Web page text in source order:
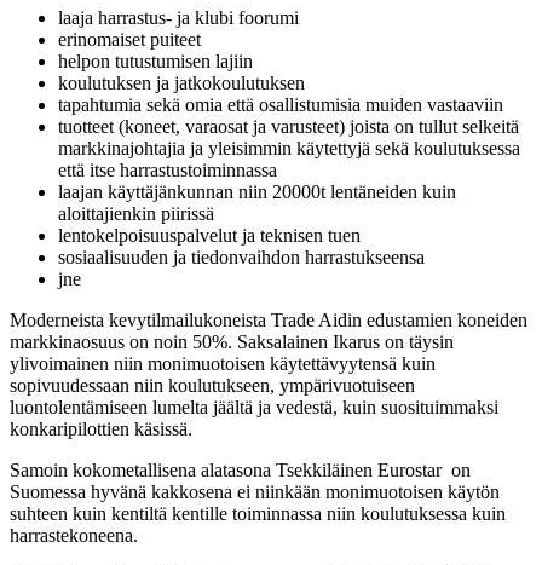
laaja harrastus- ja klubi foorumi
erinomaiset puiteet
helpon tutustumisen lajiin
koulutuksen ja jatkokoulutuksen
tapahtumia sekä omia että osallistumisia muiden vastaaviin
tuotteet (koneet, varaosat ja varusteet) joista on tullut selkeitä
markkinajohtajia ja yleisimmin käytettyjä sekä koulutuksessa
että itse harrastustoiminnassa
laajan käyttäjänkunnan niin 20000t lentäneiden kuin
aloittajienkin piirissä
lentokelpoisuuspalvelut ja teknisen tuen
sosiaalisuuden ja tiedonvaihdon harrastukseensa
jne
Moderneista kevytilmailukoneista Trade Aidin edustamien koneiden
markkinaosuus on noin 50%. Saksalainen Ikarus on täysin
ylivoimainen niin monimuotoisen käytettävyytensä kuin
sopivuudessaan niin koulutukseen, ympärivuotuiseen
luontolentämiseen lumelta jäältä ja vedestä, kuin suosituimmaksi
konkaripilottien käsissä.
Samoin kokometallisena alatasona Tsekkiläinen Eurostar on
Suomessa hyvänä kakkosena ei niinkään monimuotoisen käytön
suhteen kuin kentiltä kentille toiminnassa niin koulutuksessa kuin
harrastekoneena.